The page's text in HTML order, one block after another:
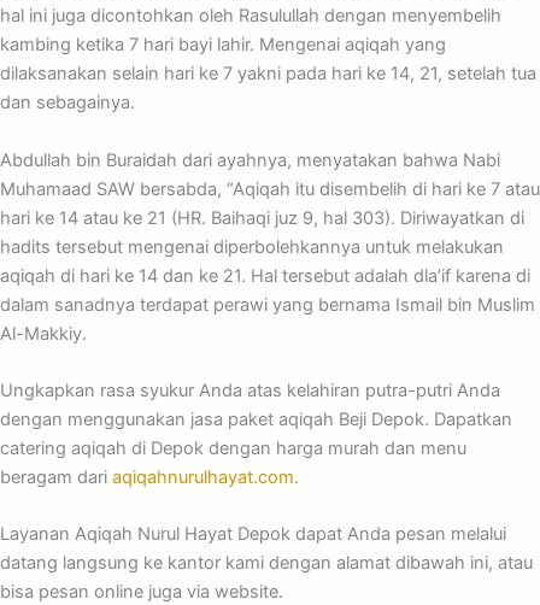
hal ini juga dicontohkan oleh Rasulullah dengan menyembelih
kambing ketika 7 hari bayi lahir. Mengenai aqiqah yang
dilaksanakan selain hari ke 7 yakni pada hari ke 14, 21, setelah tua
dan sebagainya.
Abdullah bin Buraidah dari ayahnya, menyatakan bahwa Nabi
Muhamaad SAW bersabda, “Aqiqah itu disembelih di hari ke 7 atau
hari ke 14 atau ke 21 (HR. Baihaqi juz 9, hal 303). Diriwayatkan di
hadits tersebut mengenai diperbolehkannya untuk melakukan
aqiqah di hari ke 14 dan ke 21. Hal tersebut adalah dla’if karena di
dalam sanadnya terdapat perawi yang bernama Ismail bin Muslim
Al-Makkiy.
Ungkapkan rasa syukur Anda atas kelahiran putra-putri Anda
dengan menggunakan jasa paket aqiqah Beji Depok. Dapatkan
catering aqiqah di Depok dengan harga murah dan menu
beragam dari aqiqahnurulhayat.com.
Layanan Aqiqah Nurul Hayat Depok dapat Anda pesan melalui
datang langsung ke kantor kami dengan alamat dibawah ini, atau
bisa pesan online juga via website.